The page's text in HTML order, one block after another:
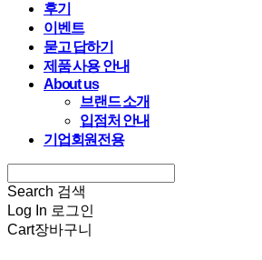
후기
이벤트
묻고 답하기
제품 사용 안내
About us
브랜드 소개
입점처 안내
기업회원전용
Search 검색
Log In 로그인
Cart장바구니